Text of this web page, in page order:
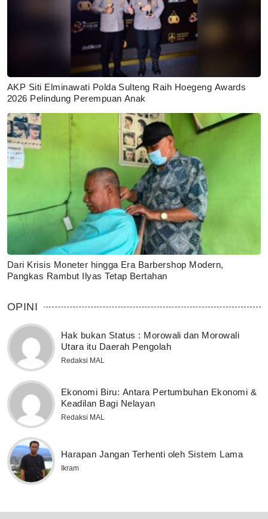
AKP Siti Elminawati Polda Sulteng Raih Hoegeng Awards
2026 Pelindung Perempuan Anak
Dari Krisis Moneter hingga Era Barbershop Modern,
Pangkas Rambut Ilyas Tetap Bertahan
OPINI
Hak bukan Status : Morowali dan Morowali
Utara itu Daerah Pengolah
Redaksi MAL
Ekonomi Biru: Antara Pertumbuhan Ekonomi &
Keadilan Bagi Nelayan
Redaksi MAL
Harapan Jangan Terhenti oleh Sistem Lama
Ikram